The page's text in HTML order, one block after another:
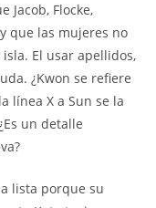
Jacob, Flocke,
que las mujeres no
El usar apellidos,
¿Kwon se refiere
línea X a Sun se la
un detalle
lista porque su